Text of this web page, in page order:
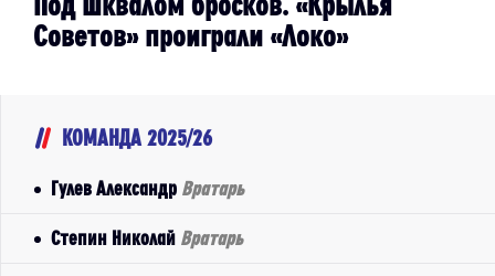
Советов» проиграли «Локо»
КОМАНДА 2025/26
Гулев Александр Вратарь
Степин Николай Вратарь